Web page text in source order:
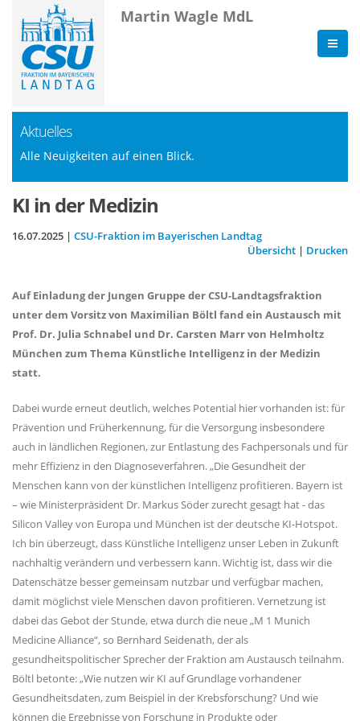
Martin Wagle MdL
Aktuelles
Alle Neuigkeiten auf einen Blick.
KI in der Medizin
16.07.2025 | CSU-Fraktion im Bayerischen Landtag
Übersicht | Drucken
Auf Einladung der Jungen Gruppe der CSU-Landtagsfraktion
unter dem Vorsitz von Maximilian Böltl fand ein Austausch mit
Prof. Dr. Julia Schnabel und Dr. Carsten Marr von Helmholtz
München zum Thema Künstliche Intelligenz in der Medizin
statt.
Dabei wurde erneut deutlich, welches Potential hier vorhanden ist: für
Prävention und Früherkennung, für die Versorgung insbesondere
auch in ländlichen Regionen, zur Entlastung des Fachpersonals und für
mehr Effizienz in den Diagnoseverfahren.Die Gesundheit der
Menschen kann von der künstlichen Intelligenz profitieren. Bayern ist
– wie Ministerpräsident Dr. Markus Söder zurecht gesagt hat - das
Silicon Valley von Europa und München ist der deutsche KI-Hotspot.
Ich bin überzeugt, dass Künstliche Intelligenz unser Leben in Zukunft
nachhaltig verändern und verbessern kann. Wichtig ist, dass wir die
Datenschätze besser gemeinsam nutzbar und verfügbar machen,
damit möglichst viele Menschen davon profitieren. Vernetzung ist
dabei das Gebot der Stunde, etwa durch die neueM 1 Munich
Medicine Alliance“, so Bernhard Seidenath, der als
gesundheitspolitischer Sprecher der Fraktion am Austausch teilnahm.
Böltl betonte:Wie nutzen wir KI auf Grundlage vorhandener
Gesundheitsdaten, zum Beispiel in der Krebsforschung? Und wie
können die Ergebnisse von Forschung in Produkte oder